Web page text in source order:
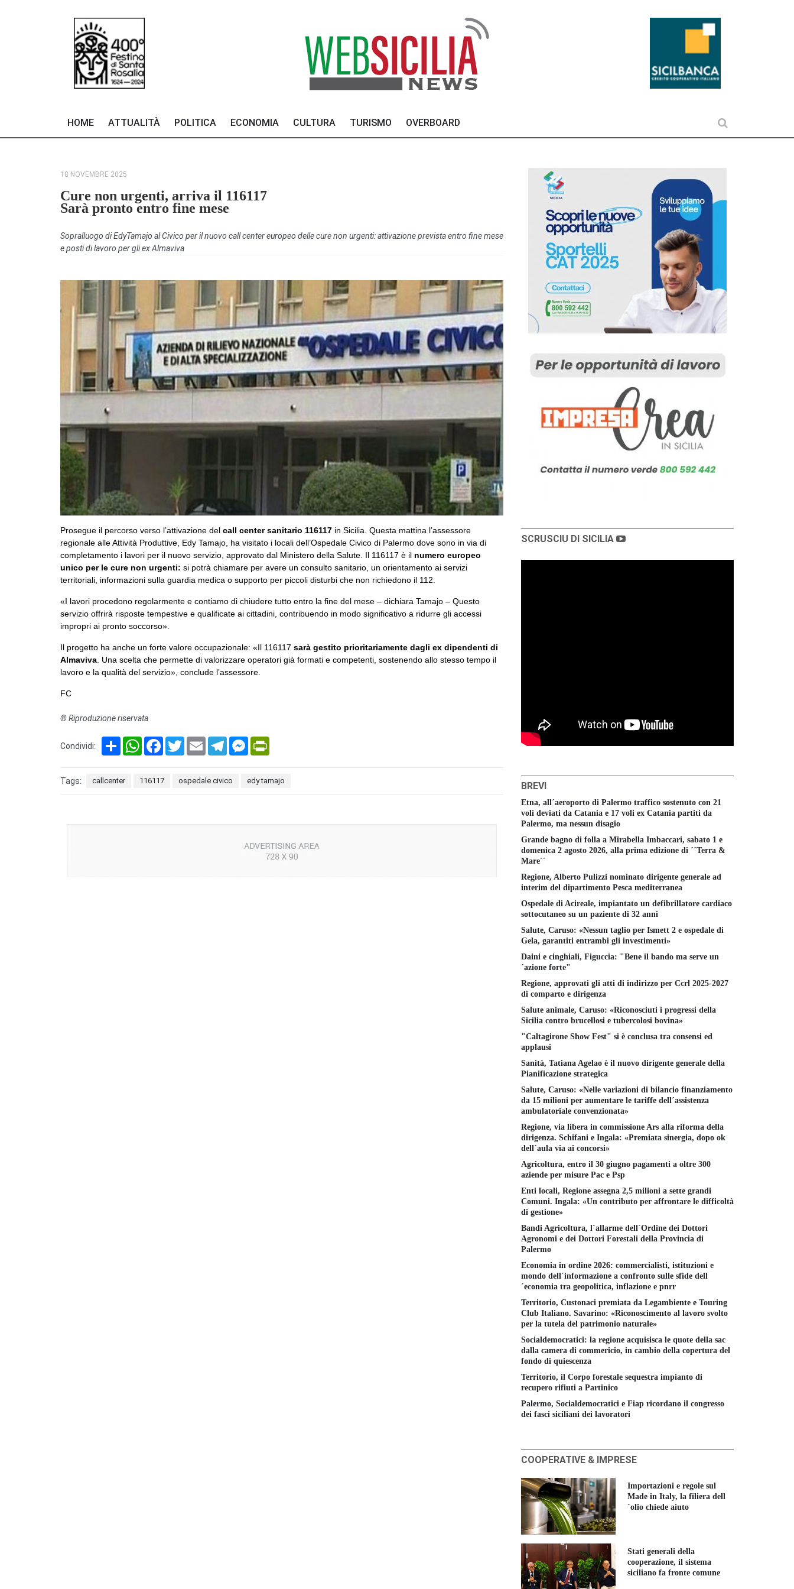
HOME ATTUALITÀ POLITICA ECONOMIA CULTURA TURISMO OVERBOARD
18 NOVEMBRE 2025
Cure non urgenti, arriva il 116117
Sarà pronto entro fine mese
Sopralluogo di EdyTamajo al Civico per il nuovo call center europeo delle cure non urgenti: attivazione prevista entro fine mese
e posti di lavoro per gli ex Almaviva
Prosegue il percorso verso l’attivazione del call center sanitario 116117 in Sicilia. Questa mattina l’assessore
regionale alle Attività Produttive, Edy Tamajo, ha visitato i locali dell’Ospedale Civico di Palermo dove sono in via di
completamento i lavori per il nuovo servizio, approvato dal Ministero della Salute. Il 116117 è il numero europeo
unico per le cure non urgenti: si potrà chiamare per avere un consulto sanitario, un orientamento ai servizi
territoriali, informazioni sulla guardia medica o supporto per piccoli disturbi che non richiedono il 112.
«I lavori procedono regolarmente e contiamo di chiudere tutto entro la fine del mese – dichiara Tamajo – Questo
servizio offrirà risposte tempestive e qualificate ai cittadini, contribuendo in modo significativo a ridurre gli accessi
impropri ai pronto soccorso».
Il progetto ha anche un forte valore occupazionale: «Il 116117 sarà gestito prioritariamente dagli ex dipendenti di
Almaviva. Una scelta che permette di valorizzare operatori già formati e competenti, sostenendo allo stesso tempo il
lavoro e la qualità del servizio», conclude l’assessore.
FC
® Riproduzione riservata
Condividi: Share WhatsAppFacebook
TwitterEmail TelegramMessenger
Tags: callcenter 116117 ospedale civico edy tamajo
SCRUSCIU DI SICILIA
BREVI
Etna, all´aeroporto di Palermo traffico sostenuto con 21
voli deviati da Catania e 17 voli ex Catania partiti da
Palermo, ma nessun disagio
Grande bagno di folla a Mirabella Imbaccari, sabato 1 e
domenica 2 agosto 2026, alla prima edizione di ´´Terra &
Mare´´
Regione, Alberto Pulizzi nominato dirigente generale ad
interim del dipartimento Pesca mediterranea
Ospedale di Acireale, impiantato un defibrillatore cardiaco
sottocutaneo su un paziente di 32 anni
Salute, Caruso: «Nessun taglio per Ismett 2 e ospedale di
Gela, garantiti entrambi gli investimenti»
Daini e cinghiali, Figuccia: "Bene il bando ma serve un
´azione forte"
Regione, approvati gli atti di indirizzo per Ccrl 2025-2027
di comparto e dirigenza
Salute animale, Caruso: «Riconosciuti i progressi della
Sicilia contro brucellosi e tubercolosi bovina»
"Caltagirone Show Fest" si è conclusa tra consensi ed
applausi
Sanità, Tatiana Agelao è il nuovo dirigente generale della
Pianificazione strategica
Salute, Caruso: «Nelle variazioni di bilancio finanziamento
da 15 milioni per aumentare le tariffe dell´assistenza
ambulatoriale convenzionata»
Regione, via libera in commissione Ars alla riforma della
dirigenza. Schifani e Ingala: «Premiata sinergia, dopo ok
dell´aula via ai concorsi»
Agricoltura, entro il 30 giugno pagamenti a oltre 300
aziende per misure Pac e Psp
Enti locali, Regione assegna 2,5 milioni a sette grandi
Comuni. Ingala: «Un contributo per affrontare le difficoltà
di gestione»
Bandi Agricoltura, l´allarme dell´Ordine dei Dottori
Agronomi e dei Dottori Forestali della Provincia di
Palermo
Economia in ordine 2026: commercialisti, istituzioni e
mondo dell´informazione a confronto sulle sfide dell
´economia tra geopolitica, inflazione e pnrr
Territorio, Custonaci premiata da Legambiente e Touring
Club Italiano. Savarino: «Riconoscimento al lavoro svolto
per la tutela del patrimonio naturale»
Socialdemocratici: la regione acquisisca le quote della sac
dalla camera di commericio, in cambio della copertura del
fondo di quiescenza
Territorio, il Corpo forestale sequestra impianto di
recupero rifiuti a Partinico
Palermo, Socialdemocratici e Fiap ricordano il congresso
dei fasci siciliani dei lavoratori
COOPERATIVE & IMPRESE
Importazioni e regole sul
Made in Italy, la filiera dell
´olio chiede aiuto
Stati generali della
cooperazione, il sistema
siciliano fa fronte comune